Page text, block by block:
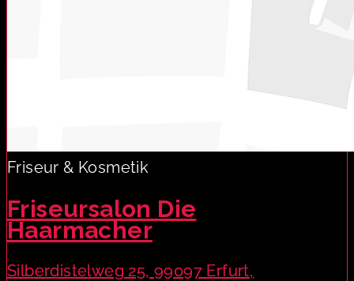
Friseur & Kosmetik
Friseursalon Die
Haarmacher
Silberdistelweg 25, 99097 Erfurt,